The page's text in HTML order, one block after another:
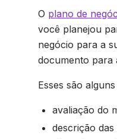
O plano de
você planejou
negócio para a
documento para
Esses são
avaliação do
descrição das